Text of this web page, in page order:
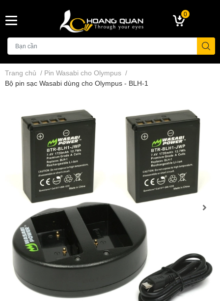
0
Trang chủ / Pin Wasabi cho Olympus /
Bộ pin sạc Wasabi dùng cho Olympus - BLH-1